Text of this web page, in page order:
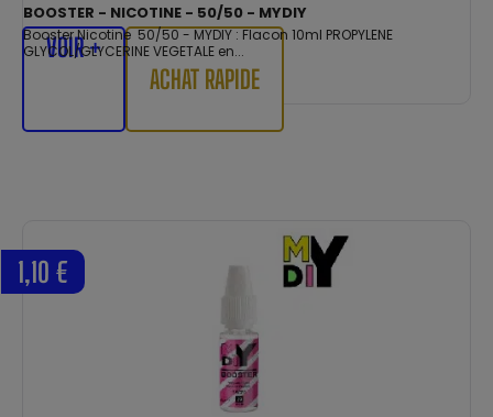
BOOSTER - NICOTINE - 50/50 - MYDIY
Booster Nicotine 50/50 - MYDIY : Flacon 10ml PROPYLENE
GLYCOL/GLYCERINE VEGETALE en...
VOIR +
ACHAT RAPIDE
1,10 €